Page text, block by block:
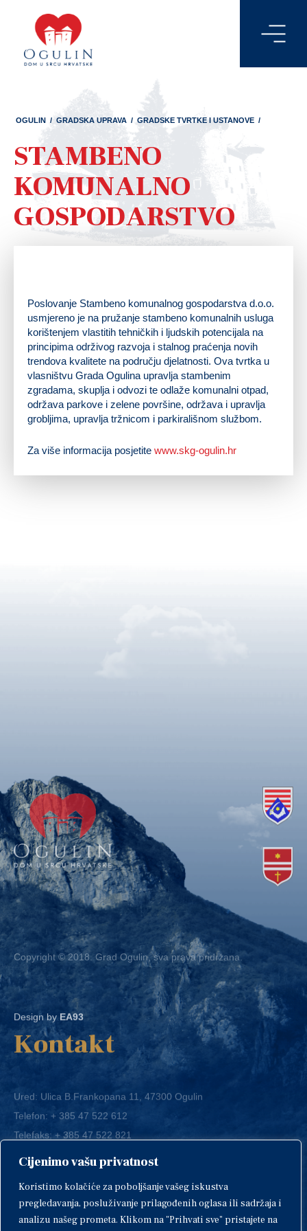
Cijenimo vašu privatnost
Koristimo kolačiće za poboljšanje vašeg iskustva
pregledavanja, posluživanje prilagođenih oglasa ili sadržaja i
analizu našeg prometa. Klikom na "Prihvati sve" pristajete na
OGULIN / GRADSKA UPRAVA / GRADSKE TVRTKE I USTANOVE /
STAMBENO
KOMUNALNO
GOSPODARSTVO
Poslovanje Stambeno komunalnog gospodarstva d.o.o.
usmjereno je na pružanje stambeno komunalnih usluga
korištenjem vlastitih tehničkih i ljudskih potencijala na
principima održivog razvoja i stalnog praćenja novih
trendova kvalitete na području djelatnosti. Ova tvrtka u
vlasništvu Grada Ogulina upravlja stambenim
zgradama, skuplja i odvozi te odlaže komunalni otpad,
održava parkove i zelene površine, održava i upravlja
grobljima, upravlja tržnicom i parkirališnom službom.
Za više informacija posjetite www.skg-ogulin.hr
Copyright © 2018. Grad Ogulin, sva prava pridržana.
EA93
Kontakt
+ 385 47 522 612
OIB: 58264108511
IBAN: HR1424020061829700009